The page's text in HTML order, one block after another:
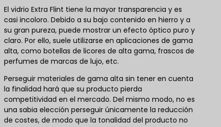
El vidrio Extra Flint tiene la mayor transparencia y es
casi incoloro. Debido a su bajo contenido en hierro y a
su gran pureza, puede mostrar un efecto óptico puro y
claro. Por ello, suele utilizarse en aplicaciones de gama
alta, como botellas de licores de alta gama, frascos de
perfumes de marcas de lujo, etc.
Perseguir materiales de gama alta sin tener en cuenta
la finalidad hará que su producto pierda
competitividad en el mercado. Del mismo modo, no es
una sabia elección perseguir únicamente la reducción
de costes, de modo que la tonalidad del producto no